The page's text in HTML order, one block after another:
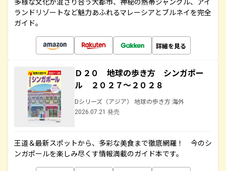
ランドリゾートなど魅力あふれるマレーシアとブルネイを完全
ガイド。
詳細を見る
Ｄ２０ 地球の歩き方 シンガポー
ル ２０２７～２０２８
Dシリーズ（アジア） 地球の歩き方 海外
2026.07.21 発売
王道＆最新スポットから、多彩な美食まで徹底網羅！ 今のシ
ンガポールを楽しみ尽くす情報満載のガイド本です。